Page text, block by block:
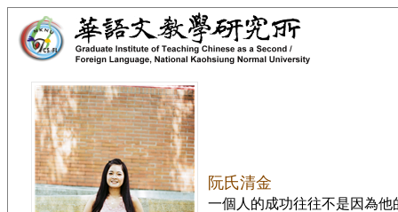
阮氏清金
一個人的成功往往不是因為他